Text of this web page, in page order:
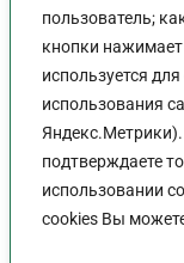
пользователь;
кнопки
используется
использования
подтверждаете
использовании
cookies Вы